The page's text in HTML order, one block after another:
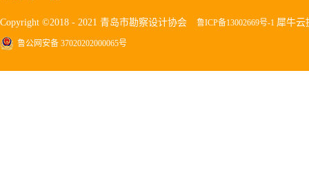
Copyright ©2018 - 2021 青岛市勘察设计协会 鲁ICP备13002669号-1 犀牛云
鲁公网安备 37020202000065号